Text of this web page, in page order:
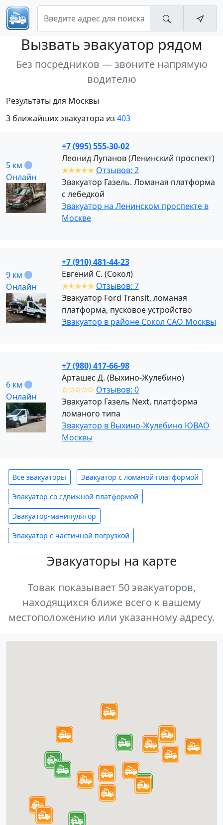
Вызвать эвакуатор рядом
Без посредников — звоните напрямую
водителю
Результаты для Москвы
3 ближайших эвакуатора из 403
5 км
Онлайн
+7 (995) 555-30-02
Леонид Лупанов (Ленинский проспект)
✭✭✭✭✭ Отзывов: 2
Эвакуатор Газель. Ломаная платформа
с лебедкой
Эвакуатор на Ленинском проспекте в
Москве
9 км
Онлайн
+7 (910) 481-44-23
Евгений С. (Сокол)
✭✭✭✭✭ Отзывов: 7
Эвакуатор Ford Transit, ломаная
платформа, пусковое устройство
Эвакуатор в районе Сокол САО Москвы
6 км
Онлайн
+7 (980) 417-66-98
Арташес Д. (Выхино-Жулебино)
✩✩✩✩✩ Отзывов: 0
Эвакуатор Газель Next, платформа
ломаного типа
Эвакуатор в Выхино-Жулебино ЮВАО
Москвы
Все эвакуаторы Эвакуатор с ломаной платформой
Эвакуатор со сдвижной платформой
Эвакуатор-манипулятор
Эвакуатор с частичной погрузкой
Эвакуаторы на карте
Товак показывает 50 эвакуаторов,
находящихся ближе всего к вашему
местоположению или указанному адресу.